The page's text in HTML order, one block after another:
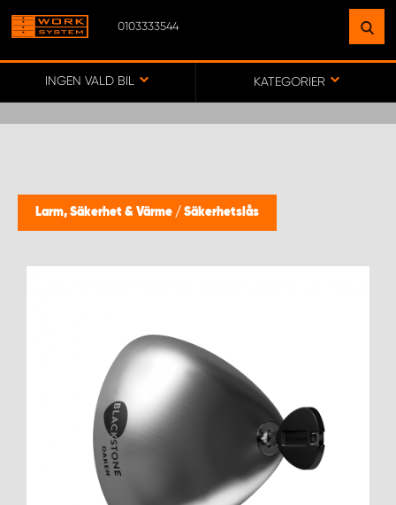
0103333544
INGEN VALD BIL KATEGORIER
Larm, Säkerhet & Värme / Säkerhetslås
HITTA EN ANLÄGGNING
NÄRA DIG
WORK SYSTEM SVERIGE
WORK SYSTEM GÖTEBORG ARÖD
WORK SYSTEM HELSINGBORG
WORK SYSTEM JÖNKÖPING
WORK SYSTEM KALMAR